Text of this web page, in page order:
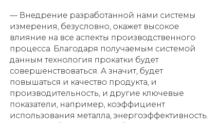
— Внедрение разработанной нами системы
измерения, безусловно, окажет высокое
влияние на все аспекты производственного
процесса. Благодаря получаемым системой
данным технология прокатки будет
совершенствоваться. А значит, будет
повышаться и качество продукта, и
производительность, и другие ключевые
показатели, например, коэффициент
использования металла, энергоэффективность.